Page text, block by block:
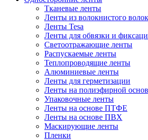
Тканевые ленты
Ленты из волокнистого
Ленты Tesa
Ленты для обвязки и
Светоотражающие ленты
Распускаемые ленты
Теплопроводящие ленты
Алюминиевые ленты
Ленты для герметизации
Ленты на полиэфирной
Упаковочные ленты
Ленты на основе ПТФЕ
Ленты на основе ПВХ
Маскирующие ленты
Пленки